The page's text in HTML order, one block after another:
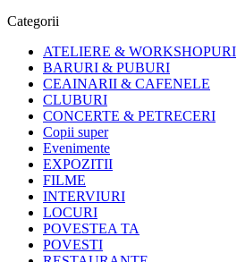
Categorii
ATELIERE & WORKSHOPURI
BARURI & PUBURI
CEAINARII & CAFENELE
CLUBURI
CONCERTE & PETRECERI
Copii super
Evenimente
EXPOZITII
FILME
INTERVIURI
LOCURI
POVESTEA TA
POVESTI